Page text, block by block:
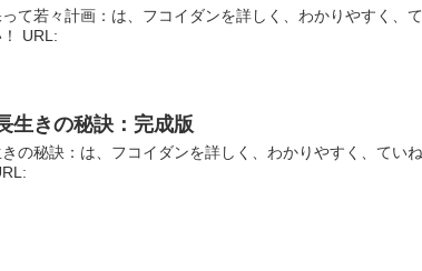
て若々計画：は、フコイダンを詳しく、わかりやすく、
！ URL:
生きの秘訣：完成版
の秘訣：は、フコイダンを詳しく、わかりやすく、てい